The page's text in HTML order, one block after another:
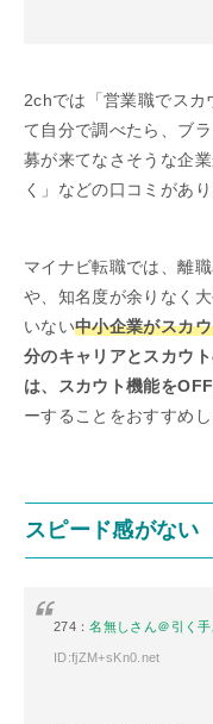
2chでは「営業職でスカ
て自分で調べたら、ブ
募が来てなさそうな企
く」などの口コミがあり
マイナビ転職では、離
や、知名度が余りなく
いない中小企業がスカ
分のキャリアとスカウ
は、スカウト機能を
ーすることをおすすめし
スピード感がない
274：名無しさん＠引く手
ID:fjZM+sKn0.net